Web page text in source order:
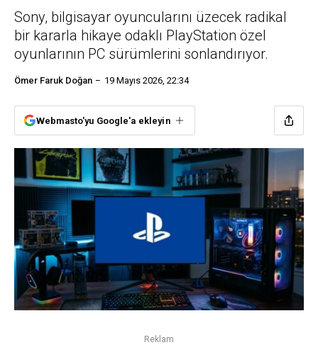
Sony, bilgisayar oyuncularını üzecek radikal
bir kararla hikaye odaklı PlayStation özel
oyunlarının PC sürümlerini sonlandırıyor.
Ömer Faruk Doğan 19 Mayıs 2026, 22:34
Webmasto'yu Google'a ekleyin
Reklam